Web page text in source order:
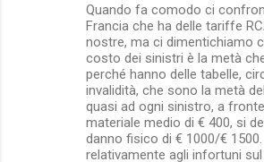
Quando fa comodo ci
Francia che ha delle tariffe
nostre, ma ci dimentichiamo
costo dei sinistri è la metà
perché hanno delle tabelle,
invalidità, che sono la metà
quasi ad ogni sinistro, a
materiale medio di € 400, si
danno fisico di € 1000/€
relativamente agli infortuni